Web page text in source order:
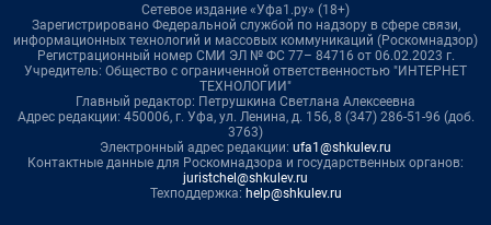
Сетевое издание «Уфа1.ру» (18+)
Зарегистрировано Федеральной службой по надзору в сфере связи,
информационных технологий и массовых коммуникаций (Роскомнадзор)
Регистрационный номер СМИ ЭЛ № ФС 77– 84716 от 06.02.2023 г.
Учредитель: Общество с ограниченной ответственностью "ИНТЕРНЕТ
ТЕХНОЛОГИИ"
Главный редактор: Петрушкина Светлана Алексеевна
Адрес редакции: 450006, г. Уфа, ул. Ленина, д. 156, 8 (347) 286-51-96 (доб.
3763)
Электронный адрес редакции: ufa1@shkulev.ru
Контактные данные для Роскомнадзора и государственных органов:
juristchel@shkulev.ru
Техподдержка: help@shkulev.ru